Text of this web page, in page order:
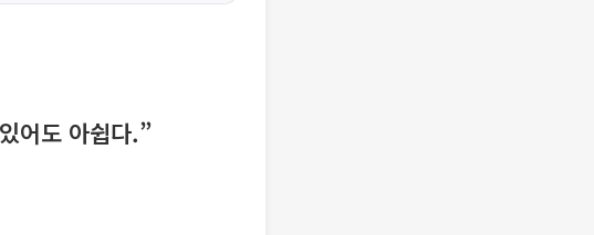
어도 아쉽다.”